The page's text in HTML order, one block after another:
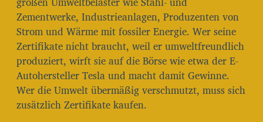
y
e
r
Zementwerke, Industrieanlagen, Produzenten von
Strom und Wärme mit fossiler Energie. Wer seine
Zertifikate nicht braucht, weil er umweltfreundlich
produziert, wirft sie auf die Börse wie etwa der E-
Autohersteller Tesla und macht damit Gewinne.
Wer die Umwelt übermäßig verschmutzt, muss sich
zusätzlich Zertifikate kaufen.